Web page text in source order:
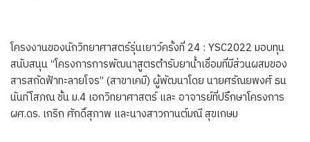
โครงงานของนักวิทยาศาสตร์รุ่นเยาว์ครั้งที่ 24 : YSC2022 มอบทุน
สนับสนุน “โครงการการพัฒนาสูตรตำรับยาน้ำเชื่อมที่มีส่วนผสมของ
สารสกัดฟ้าทะลายโจร” (สาขาเคมี) ผู้พัฒนาโดย นายศรัณยพงศ์ ธน
นันท์โสภณ ชั้น ม.4 เอกวิทยาศาสตร์ และ อาจารย์ที่ปรึกษาโครงการ
ผศ.ดร. เกริก ศักดิ์สุภาพ และนางสาวกานต์มณี สุขเกษม